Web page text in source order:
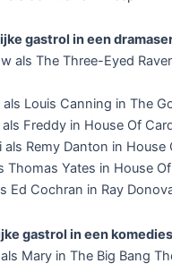
gastrol in een
als The Three-Eyed
als Louis Canning in The
als Freddy in House Of
als Remy Danton in House
Thomas Yates in House
Ed Cochran in Ray
gastrol in een
Mary in The Big Bang